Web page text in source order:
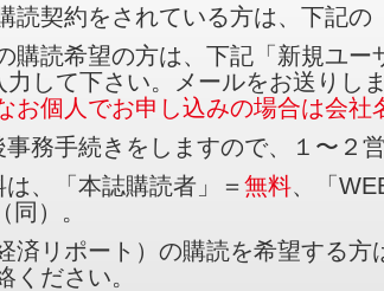
契約をされている方は、下記の
読希望の方は、下記「新規ユー
力して下さい。メールをお送りし
お個人でお申し込みの場合は会社
務手続きをしますので、１〜２
、「本誌購読者」＝無料、「
（同）。
済リポート）の購読を希望する方
ください。